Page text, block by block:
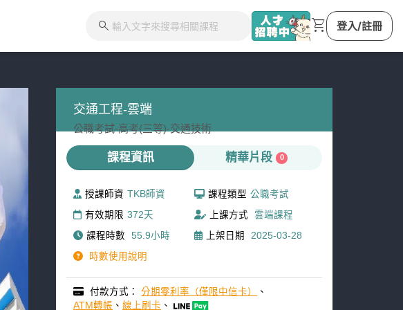
交通工程-雲端
公職考試-高考(三等)-交通技術
課程資訊 精華片段 0
授課師資 TKB師資 課程類型 公職考試
有效期限 372天 上課方式
雲端課程
課程時數
55.9小時 上架日期
2025-03-28
時數使用說明
付款方式：分期零利率（僅限中信卡）
、
ATM轉帳 、 線上刷卡 、
search shopping_cart 登入/註冊